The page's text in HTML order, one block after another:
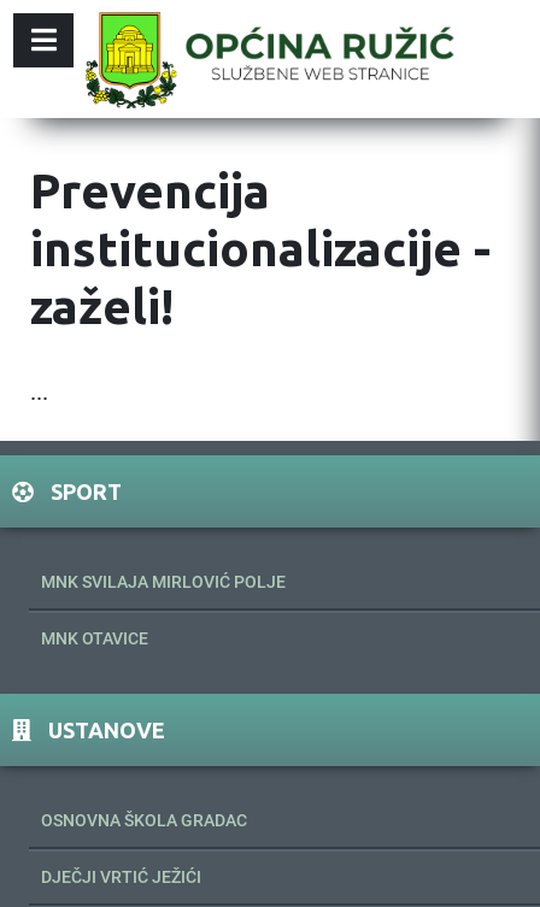
Prevencija
institucionalizacije -
zaželi!
...
SPORT
MNK SVILAJA MIRLOVIĆ POLJE
MNK OTAVICE
USTANOVE
OSNOVNA ŠKOLA GRADAC
DJEČJI VRTIĆ JEŽIĆI